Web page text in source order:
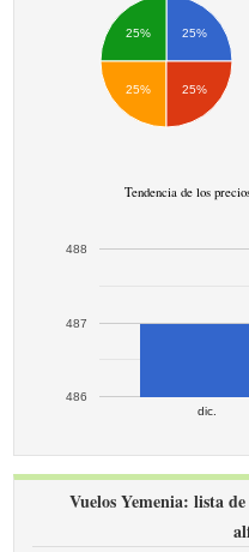
25%
25%
25% 25%
Tendencia de los
dic.
486
487
488
Vuelos Yemenia: lista